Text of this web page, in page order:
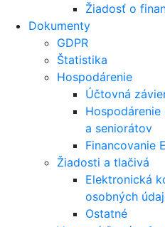
Žiadosť o
Dokumenty
GDPR
Štatistika
Hospodárenie
Účtovná
a seniorátov
Financovanie
Žiadosti a tlačivá
Elektronická
osobných
Ostatné